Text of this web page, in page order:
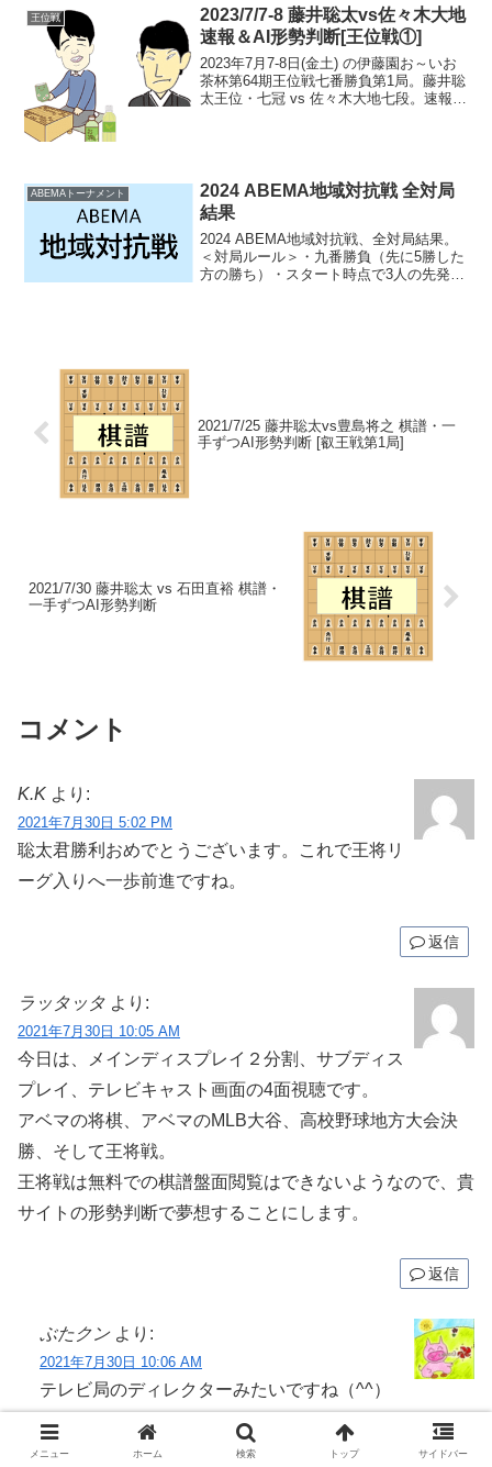
期ALSOK杯王将戦二次予選」各ブロッ...
王位戦
2023/7/7-8 藤井聡太vs佐々木大地
速報＆AI形勢判断[王位戦①]
2023年7月7-8日(金土) の伊藤園お～いお
茶杯第64期王位戦七番勝負第1局。藤井聡
太王位・七冠 vs 佐々木大地七段。速報＆
ABEMAトーナメント
2024 ABEMA地域対抗戦 全対局
結果
2024 ABEMA地域対抗戦、全対局結果。
＜対局ルール＞・九番勝負（先に5勝した
方の勝ち）・スタート時点で3人の先発棋
2021/7/25 藤井聡太vs豊島将之 棋譜・一
手ずつAI形勢判断 [叡王戦第1局]
2021/7/30 藤井聡太 vs 石田直裕 棋譜・
一手ずつAI形勢判断
コメント
K.K より:
2021年7月30日 5:02 PM
聡太君勝利おめでとうございます。これで王将リ
ーグ入りへ一歩前進ですね。
返信
ラッタッタ より:
2021年7月30日 10:05 AM
今日は、メインディスプレイ２分割、サブディス
プレイ、テレビキャスト画面の4面視聴です。
アベマの将棋、アベマのMLB大谷、高校野球地方大会決
勝、そして王将戦。
王将戦は無料での棋譜盤面閲覧はできないようなので、貴
サイトの形勢判断で夢想することにします。
返信
ぶたクン より:
2021年7月30日 10:06 AM
テレビ局のディレクターみたいですね（^^）
返信
メニュー ホーム 検索 トップ サイドバー